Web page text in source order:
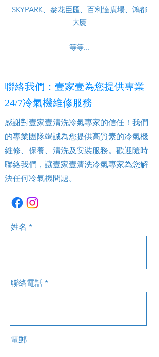
SKYPARK、麥花臣匯、百利達廣場、鴻都
大廈
等等...
聯絡我們：壹家壹為您提供專業
24/7冷氣機維修服務
感謝對壹家壹清洗冷氣專家的信任！我們
的專業團隊竭誠為您提供高質素的冷氣機
維修、保養、清洗及安裝服務。歡迎隨時
聯絡我們，讓壹家壹清洗冷氣專家為您解
決任何冷氣機問題。
姓名
聯絡電話
電郵